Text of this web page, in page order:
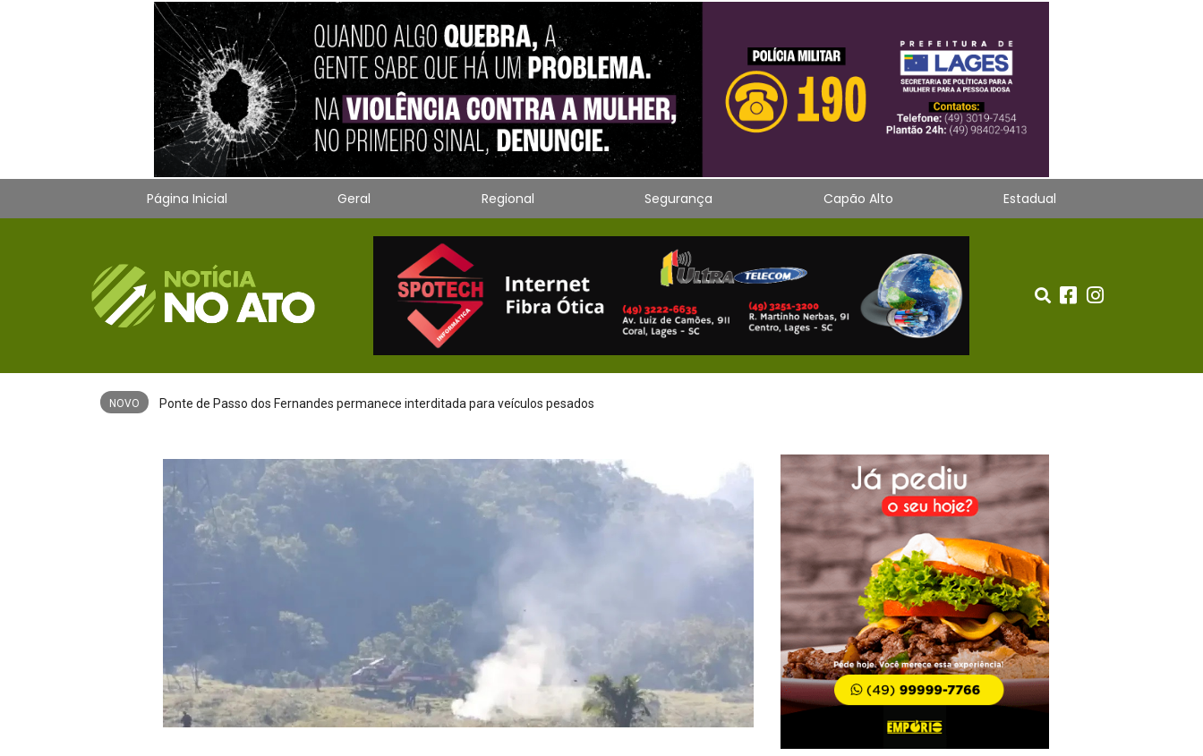
Página Inicial Geral Regional Segurança Capão Alto Estadual
NOVO Agosto Lilás: um banco quebrado, uma mensagem que salva vidas